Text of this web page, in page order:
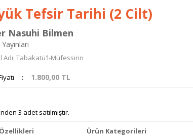
Tefsir Tarihi (2 Cilt)
Nasuhi Bilmen
Adı: Tabakatü'l-Müfessirin
: 1.800,00 TL
3 adet satılmıştır.
Ürün Kategorileri